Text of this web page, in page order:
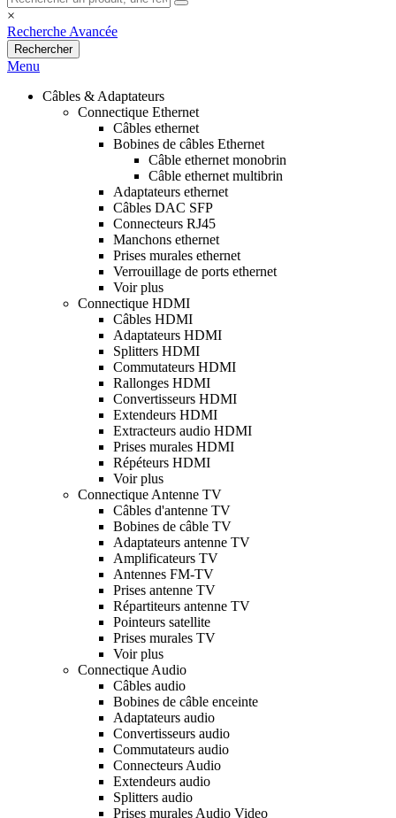
×
Recherche Avancée
Rechercher
Menu
Câbles & Adaptateurs
Connectique Ethernet
Câbles ethernet
Bobines de câbles Ethernet
Câble ethernet monobrin
Câble ethernet multibrin
Adaptateurs ethernet
Câbles DAC SFP
Connecteurs RJ45
Manchons ethernet
Prises murales ethernet
Verrouillage de ports ethernet
Voir plus
Connectique HDMI
Câbles HDMI
Adaptateurs HDMI
Splitters HDMI
Commutateurs HDMI
Rallonges HDMI
Convertisseurs HDMI
Extendeurs HDMI
Extracteurs audio HDMI
Prises murales HDMI
Répéteurs HDMI
Voir plus
Connectique Antenne TV
Câbles d'antenne TV
Bobines de câble TV
Adaptateurs antenne TV
Amplificateurs TV
Antennes FM-TV
Prises antenne TV
Répartiteurs antenne TV
Pointeurs satellite
Prises murales TV
Voir plus
Connectique Audio
Câbles audio
Bobines de câble enceinte
Adaptateurs audio
Convertisseurs audio
Commutateurs audio
Connecteurs Audio
Extendeurs audio
Splitters audio
Prises murales Audio Video